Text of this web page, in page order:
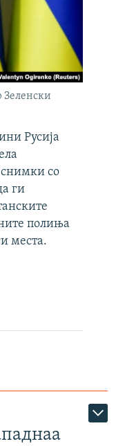
Зеленски
Русија
снимки со
ги
полиња
места.